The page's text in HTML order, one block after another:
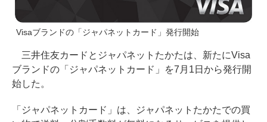
Visaブランドの「ジャパネットカード」発行開始
三井住友カードとジャパネットたかたは、新たにVisa
ブランドの「ジャパネットカード」を7月1日から発行開
始した。
「ジャパネットカード」は、ジャパネットたかたでの買